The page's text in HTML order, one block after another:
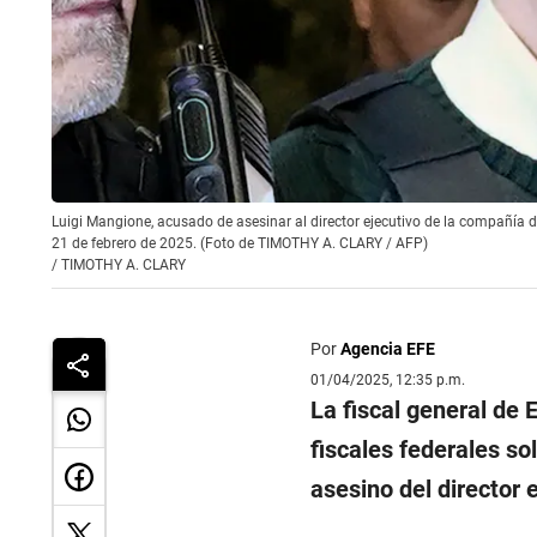
Luigi Mangione, acusado de asesinar al director ejecutivo de la compañía
21 de febrero de 2025. (Foto de TIMOTHY A. CLARY / AFP)
/ TIMOTHY A. CLARY
PorAgencia EFE
01/04/2025, 12:35 p.m.
La fiscal general de
fiscales federales
asesino del director